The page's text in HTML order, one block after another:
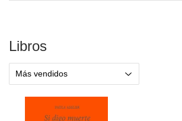
Libros